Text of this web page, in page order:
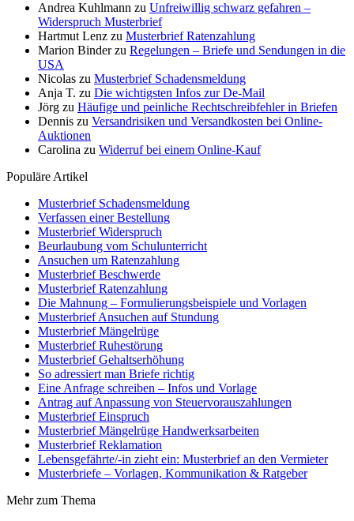
Andrea Kuhlmann zu Unfreiwillig schwarz gefahren –
Widerspruch Musterbrief
Hartmut Lenz zu Musterbrief Ratenzahlung
Marion Binderzu Regelungen – Briefe und Sendungen in die
USA
Nicolas zu Musterbrief Schadensmeldung
Anja T. zu Die wichtigsten Infos zur De-Mail
Jörg zu Häufige und peinliche Rechtschreibfehler in Briefen
Dennis zu Versandrisiken und Versandkosten bei Online-
Auktionen
Carolina zu Widerruf bei einem Online-Kauf
Populäre Artikel
Musterbrief Schadensmeldung
Verfassen einer Bestellung
Musterbrief Widerspruch
Beurlaubung vom Schulunterricht
Ansuchen um Ratenzahlung
Musterbrief Beschwerde
Musterbrief Ratenzahlung
Die Mahnung – Formulierungsbeispiele und Vorlagen
Musterbrief Ansuchen auf Stundung
Musterbrief Mängelrüge
Musterbrief Ruhestörung
Musterbrief Gehaltserhöhung
So adressiert man Briefe richtig
Eine Anfrage schreiben – Infos und Vorlage
Antrag auf Anpassung von Steuervorauszahlungen
Musterbrief Einspruch
Musterbrief Mängelrüge Handwerksarbeiten
Musterbrief Reklamation
Lebensgefährte/-in zieht ein: Musterbrief an den Vermieter
Musterbriefe – Vorlagen, Kommunikation & Ratgeber
Mehr zum Thema